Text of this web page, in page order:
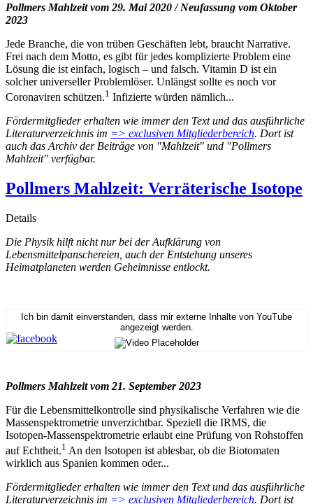
Pollmers Mahlzeit vom 29. Mai 2020 / Neufassung vom Oktober
2023
Jede Branche, die von trüben Geschäften lebt, braucht Narrative.
Frei nach dem Motto, es gibt für jedes komplizierte Problem eine
Lösung die ist einfach, logisch – und falsch. Vitamin D ist ein
solcher universeller Problemlöser. Unlängst sollte es noch vor
Coronaviren schützen.1 Infizierte würden nämlich...
Fördermitglieder erhalten wie immer den Text und das ausführliche
Literaturverzeichnis im => exclusiven Mitgliederbereich. Dort ist
auch das Archiv der Beiträge von "Mahlzeit" und "Pollmers
Mahlzeit" verfügbar.
Pollmers Mahlzeit: Verräterische Isotope
Details
Die Physik hilft nicht nur bei der Aufklärung von
Lebensmittelpanschereien, auch der Entstehung unseres
Heimatplaneten werden Geheimnisse entlockt.
Ich bin damit einverstanden, dass mir externe Inhalte von YouTube
angezeigt werden.
Pollmers Mahlzeit vom 21. September 2023
Für die Lebensmittelkontrolle sind physikalische Verfahren wie die
Massenspektrometrie unverzichtbar. Speziell die IRMS, die
Isotopen-Massenspektrometrie erlaubt eine Prüfung von Rohstoffen
auf Echtheit.1 An den Isotopen ist ablesbar, ob die Biotomaten
wirklich aus Spanien kommen oder...
Fördermitglieder erhalten wie immer den Text und das ausführliche
Literaturverzeichnis im => exclusiven Mitgliederbereich. Dort ist